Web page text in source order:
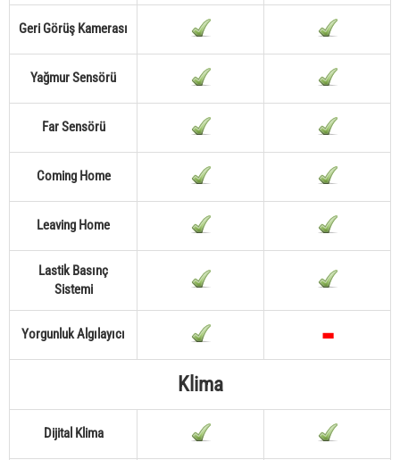
Geri Görüş Kamerası
Yağmur Sensörü
Far Sensörü
Coming Home
Leaving Home
Lastik Basınç
Sistemi
Yorgunluk Algılayıcı
Klima
Dijital Klima